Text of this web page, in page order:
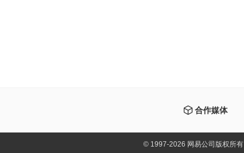
合作媒体
©1997-2026 网易公司版权所有